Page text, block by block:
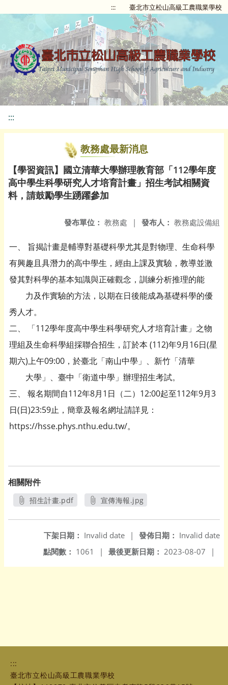
::: 臺北市立松山高級工農職業學校
:::
教務處最新消息
【學習資訊】國立清華大學辦理教育部「112學年度
高中學生科學研究人才培育計畫」招生考試相關資
料，請鼓勵學生踴躍參加
發布人： 教務處設備組
發布單位： 教務處 |
一、 旨揭計畫是輔導對基礎科學尤其是對物理、生命科學
有興趣且具潛力的高中學生，經由上課及實驗，教導並激
發其對科學的基本知識與正確觀念，訓練分析推理的能
力及作實驗的方法，以期在日後能成為基礎科學的優
秀人才。
二、 「112學年度高中學生科學研究人才培育計畫」之物
理組及生命科學組採聯合招生，訂於本 (112)年9月16日(星
期六)上午09:00，於臺北「南山中學」、新竹「清華
大學」、臺中「衛道中學」辦理招生考試。
三、 報名期間自112年8月1日（二）12:00起至112年9月3
日(日)23:59止，簡章及報名網址請詳見：
https://hsse.phys.nthu.edu.tw/。
相關附件
招生計畫.pdf
宣傳海報.jpg
發佈日期： Invalid date
下架日期： Invalid date
|
最後更新日期： 2023-08-07 |
點閱數： 1061 |
:::
臺北市立松山高級工農職業學校